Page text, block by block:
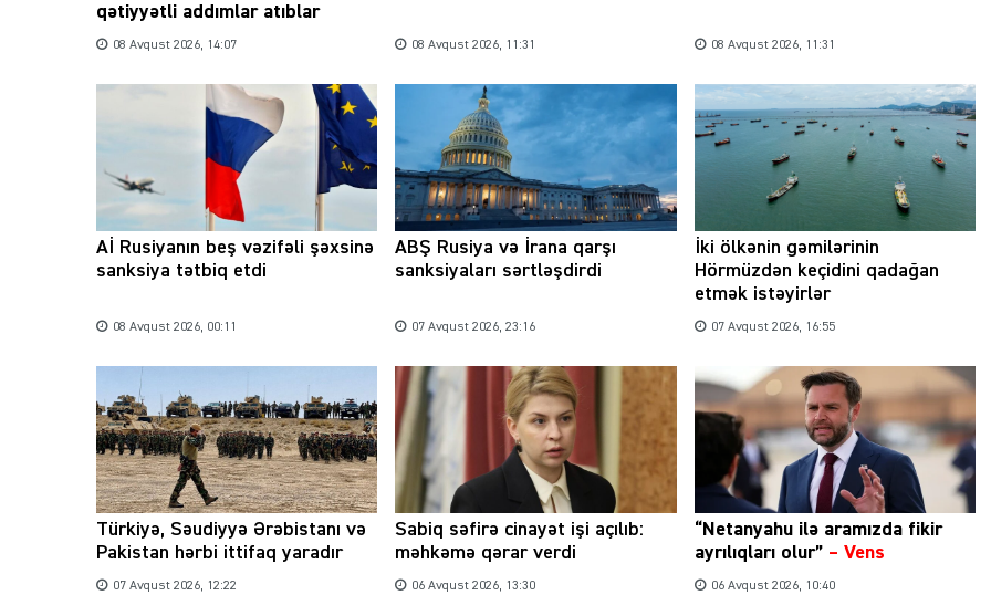
qətiyyətli addımlar atıblar
08 Avqust 2026, 14:07 08 Avqust 2026, 11:31 08 Avqust 2026, 11:31
Aİ Rusiyanın beş vəzifəli şəxsinə
sanksiya tətbiq etdi
08 Avqust 2026, 00:11
ABŞ Rusiya və İrana qarşı
sanksiyaları sərtləşdirdi
07 Avqust 2026, 23:16
İki ölkənin gəmilərinin
Hörmüzdən keçidini qadağan
etmək istəyirlər
07 Avqust 2026, 16:55
Türkiyə, Səudiyyə Ərəbistanı və
Pakistan hərbi ittifaq yaradır
07 Avqust 2026, 12:22
Sabiq səfirə cinayət işi açılıb:
məhkəmə qərar verdi
06 Avqust 2026, 13:30
“Netanyahu ilə aramızda fikir
ayrılıqları olur” – Vens
06 Avqust 2026, 10:40